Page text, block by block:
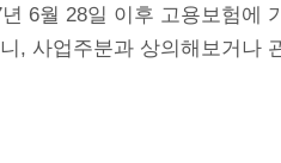
6월 28일 이후 고용보험에
, 사업주분과 상의해보거나